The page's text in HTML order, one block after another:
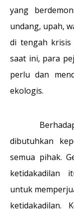
yang
undang, upah,
di tengah
saat ini, para
perlu dan
ekologis.
Berhadapan
dibutuhkan
semua pihak.
ketidakadilan
untuk
ketidakadilan.